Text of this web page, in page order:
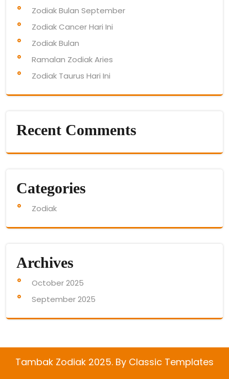
Zodiak Bulan September
Zodiak Cancer Hari Ini
Zodiak Bulan
Ramalan Zodiak Aries
Zodiak Taurus Hari Ini
Recent Comments
Categories
Zodiak
Archives
October 2025
September 2025
Tambak Zodiak 2025. By Classic Templates